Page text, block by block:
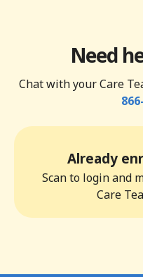
Need
Chat with your Care
Already
Scan to login and
Care